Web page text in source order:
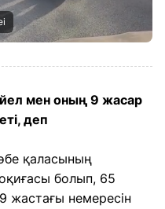
мен оның 9 жасар
деп
қаласының
болып, 65
жастағы немересін